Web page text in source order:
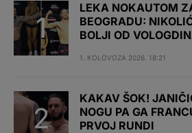
LEKA NOKAUTOM
BEOGRADU:
BOLJI OD
1. KOLOVOZA 2026. 18:21
KAKAV ŠOK!
NOGU PA GA
PRVOJ RUNDI